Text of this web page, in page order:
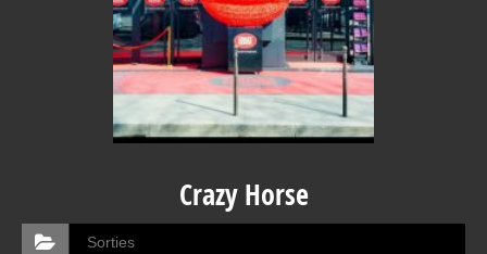
Crazy Horse
Sorties